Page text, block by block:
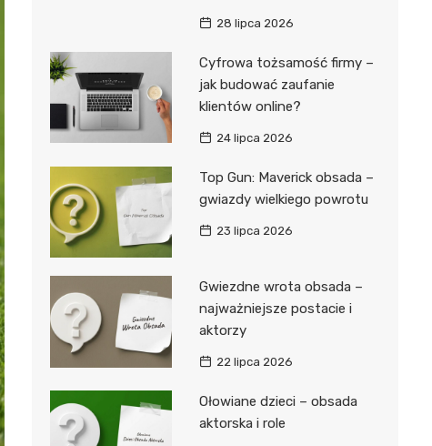
28 lipca 2026
Cyfrowa tożsamość firmy –
jak budować zaufanie
klientów online?
24 lipca 2026
Top Gun: Maverick obsada –
gwiazdy wielkiego powrotu
23 lipca 2026
Gwiezdne wrota obsada –
najważniejsze postacie i
aktorzy
22 lipca 2026
Ołowiane dzieci – obsada
aktorska i role